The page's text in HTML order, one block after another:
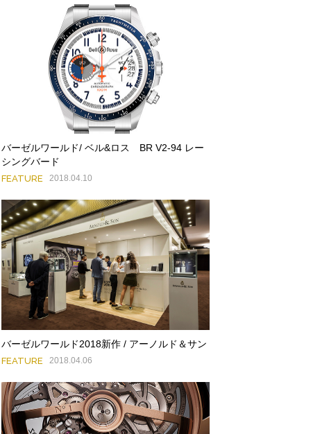
バーゼルワールド/ ベル&ロス BR V2-94 レー
シングバード
FEATURE 2018.04.10
バーゼルワールド2018新作 / アーノルド＆サン
FEATURE 2018.04.06